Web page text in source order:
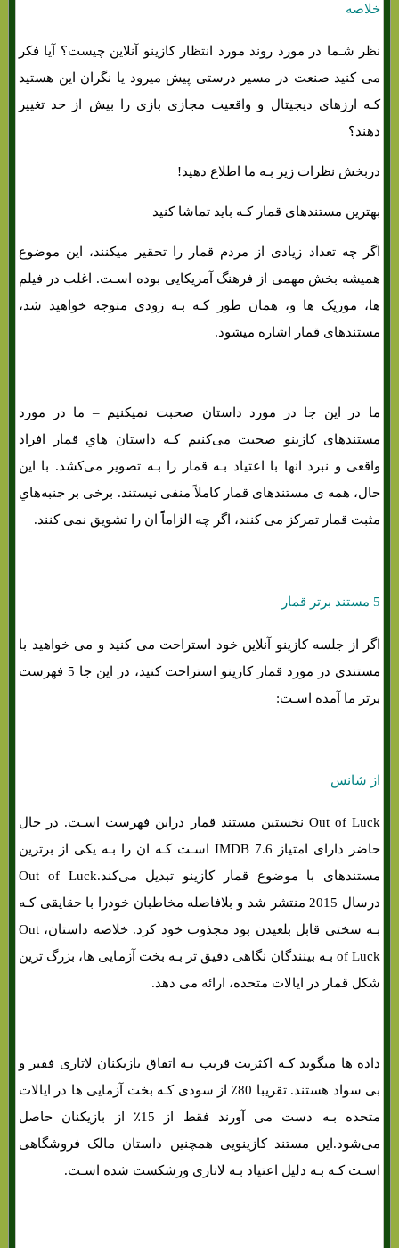
خلاصه
نظر شـما در مورد روند مورد انتظار کازینو آنلاین چیست؟ آیا فکر
می کنید صنعت در مسیر درستی پیش میرود یا نگران این هستید
کـه ارزهای دیجیتال و واقعیت مجازی بازی را بیش از حد تغییر
دهند؟
دربخش نظرات زیر بـه ما اطلاع دهید!
بهترین مستندهای قمار کـه باید تماشا کنید
اگر چه تعداد زیادی از مردم قمار را تحقیر میکنند، این موضوع
همیشه بخش مهمی از فرهنگ آمریکایی بوده اسـت. اغلب در فیلم
ها، موزیک ها و، همان طور کـه بـه زودی متوجه خواهید شد،
مستندهای قمار اشاره میشود.
ما در این جا در مورد داستان صحبت نمیکنیم – ما در مورد
مستندهای کازینو صحبت می‌کنیم کـه داستان هاي‌ قمار افراد
واقعی و نبرد انها با اعتیاد بـه قمار را بـه تصویر می‌کشد. با این
حال، همه ی مستندهای قمار کاملاً منفی نیستند. برخی بر جنبه‌هاي‌
مثبت قمار تمرکز می کنند، اگر چه الزاماًً ان را تشویق نمی کنند.
5 مستند برتر قمار
اگر از جلسه کازینو آنلاین خود استراحت می کنید و می خواهید با
مستندی در مورد قمار کازینو استراحت کنید، در این جا 5 فهرست
برتر ما آمده اسـت:
از شانس
Out of Luck نخستین مستند قمار دراین فهرست اسـت. در حال
حاضر دارای امتیاز 7.6 IMDB اسـت کـه ان را بـه یکی از برترین
مستندهای با موضوع قمار کازینو تبدیل می‌کند.Out of Luck
درسال 2015 منتشر شد و بلافاصله مخاطبان خودرا با حقایقی کـه
بـه سختی قابل بلعیدن بود مجذوب خود کرد. خلاصه داستان، Out
of Luck بـه بینندگان نگاهی دقیق تر بـه بخت آزمایی ها، بزرگ ترین
شکل قمار در ایالات متحده، ارائه می دهد.
داده ها میگوید کـه اکثریت قریب بـه اتفاق بازیکنان لاتاری فقیر و
بی سواد هستند. تقریبا 80٪ از سودی کـه بخت آزمایی ها در ایالات
متحده بـه دست می آورند فقط از 15٪ از بازیکنان حاصل
می‌شود.این مستند کازینویی همچنین داستان مالک فروشگاهی
اسـت کـه بـه دلیل اعتیاد بـه لاتاری ورشکست شده اسـت.